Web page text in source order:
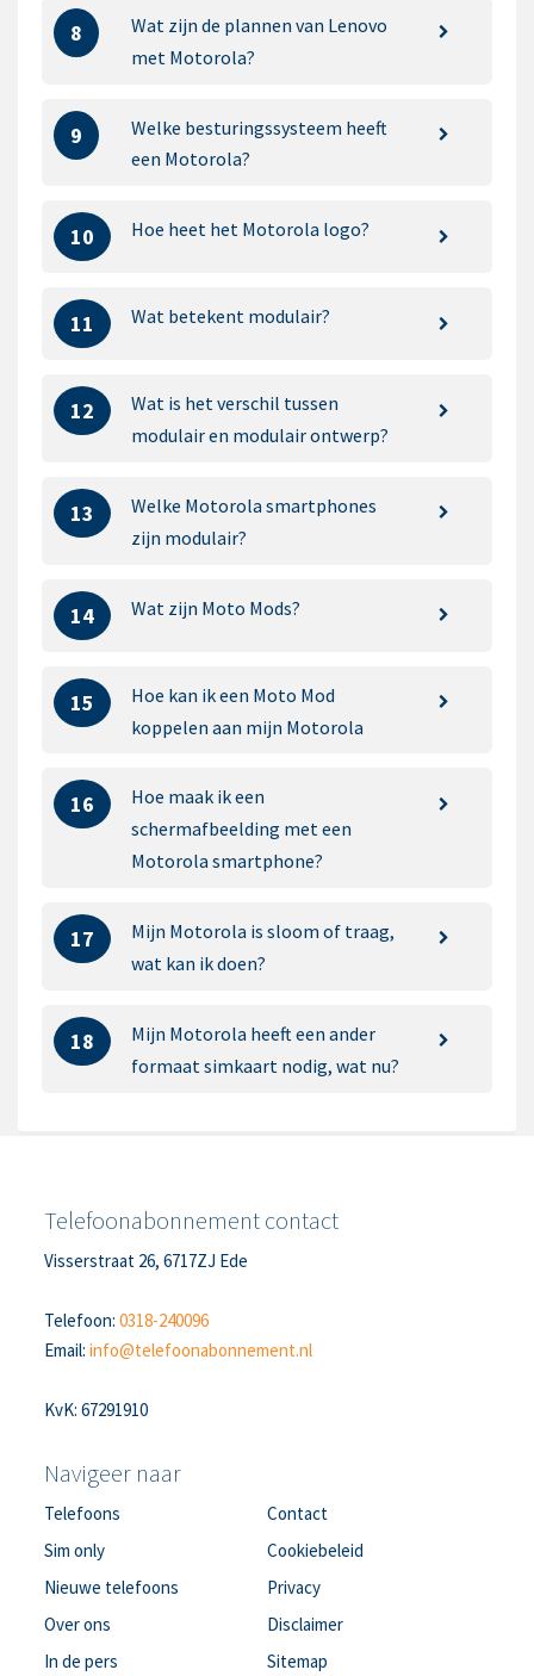
8
Wat zijn de plannen van Lenovo
met Motorola?
9
Welke besturingssysteem heeft
een Motorola?
10 Hoe heet het Motorola logo?
11 Wat betekent modulair?
12
Wat is het verschil tussen
modulair en modulair ontwerp?
13
Welke Motorola smartphones
zijn modulair?
14 Wat zijn Moto Mods?
15
Hoe kan ik een Moto Mod
koppelen aan mijn Motorola
16
Hoe maak ik een
schermafbeelding met een
Motorola smartphone?
17
Mijn Motorola is sloom of traag,
wat kan ik doen?
18
Mijn Motorola heeft een ander
formaat simkaart nodig, wat nu?
Telefoonabonnement contact
Visserstraat 26, 6717ZJ Ede
Telefoon:0318-240096
Email:info@telefoonabonnement.nl
KvK: 67291910
Navigeer naar
Telefoons
Sim only
Nieuwe telefoons
Over ons
In de pers
Contact
Cookiebeleid
Privacy
Disclaimer
Sitemap